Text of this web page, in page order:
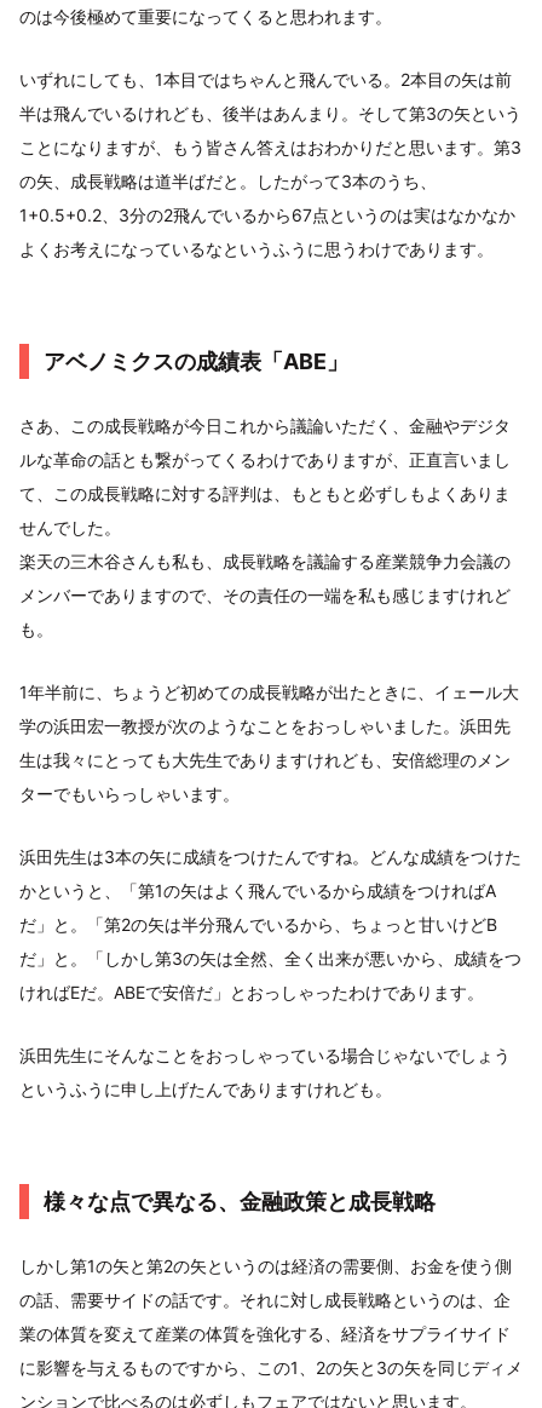
のは今後極めて重要になってくると思われます。
いずれにしても、1本目ではちゃんと飛んでいる。2本目の矢は前
半は飛んでいるけれども、後半はあんまり。そして第3の矢という
ことになりますが、もう皆さん答えはおわかりだと思います。第3
の矢、成長戦略は道半ばだと。したがって3本のうち、
1+0.5+0.2、3分の2飛んでいるから67点というのは実はなかなか
よくお考えになっているなというふうに思うわけであります。
アベノミクスの成績表「ABE」
さあ、この成長戦略が今日これから議論いただく、金融やデジタ
ルな革命の話とも繋がってくるわけでありますが、正直言いまし
て、この成長戦略に対する評判は、もともと必ずしもよくありま
せんでした。
楽天の三木谷さんも私も、成長戦略を議論する産業競争力会議の
メンバーでありますので、その責任の一端を私も感じますけれど
も。
1年半前に、ちょうど初めての成長戦略が出たときに、イェール大
学の浜田宏一教授が次のようなことをおっしゃいました。浜田先
生は我々にとっても大先生でありますけれども、安倍総理のメン
ターでもいらっしゃいます。
浜田先生は3本の矢に成績をつけたんですね。どんな成績をつけた
かというと、「第1の矢はよく飛んでいるから成績をつければA
だ」と。「第2の矢は半分飛んでいるから、ちょっと甘いけどB
だ」と。「しかし第3の矢は全然、全く出来が悪いから、成績をつ
ければEだ。ABEで安倍だ」とおっしゃったわけであります。
浜田先生にそんなことをおっしゃっている場合じゃないでしょう
というふうに申し上げたんでありますけれども。
様々な点で異なる、金融政策と成長戦略
しかし第1の矢と第2の矢というのは経済の需要側、お金を使う側
の話、需要サイドの話です。それに対し成長戦略というのは、企
業の体質を変えて産業の体質を強化する、経済をサプライサイド
に影響を与えるものですから、この1、2の矢と3の矢を同じディメ
ンションで比べるのは必ずしもフェアではないと思います。